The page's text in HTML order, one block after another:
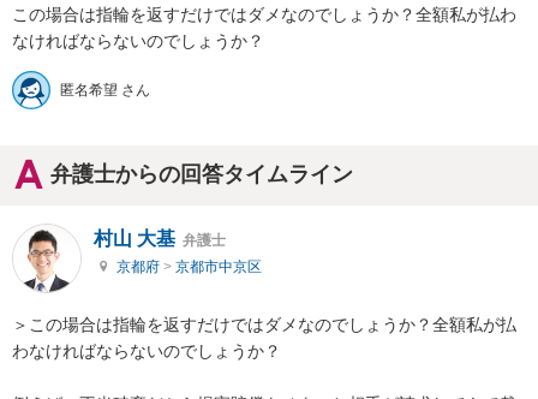
この場合は指輪を返すだけではダメなのでしょうか？全額私が払わ
なければならないのでしょうか？
匿名希望 さん
弁護士からの回答タイムライン
村山 大基 弁護士
京都府 > 京都市中京区
＞この場合は指輪を返すだけではダメなのでしょうか？全額私が払
わなければならないのでしょうか？